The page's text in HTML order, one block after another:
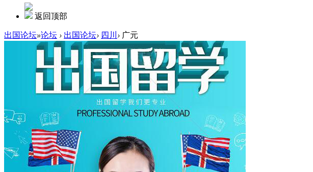
返回顶部
出国论坛»论坛 › 出国论坛› 四川 › 广元